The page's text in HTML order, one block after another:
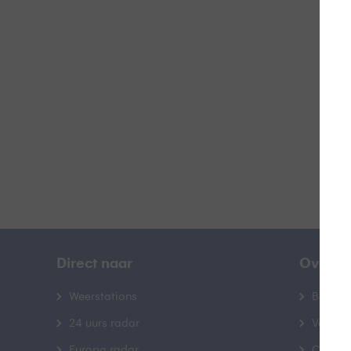
Direct naar
Weerstations
24 uurs radar
Over